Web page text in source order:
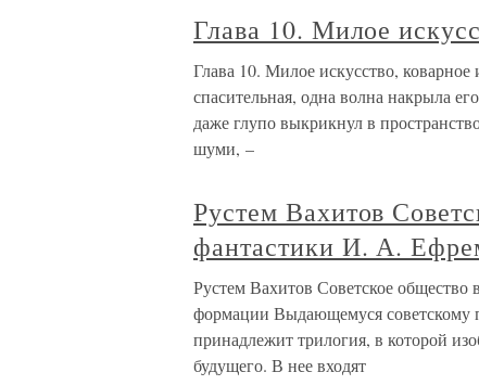
Глава 10. Милое
Глава 10. Милое искусство,
спасительная, одна волна накрыла
даже глупо выкрикнул в
шуми, –
Рустем Вахитов
фантастики И. А.
Рустем Вахитов Советское
формации Выдающемуся советскому
принадлежит трилогия, в которой
будущего. В нее входят